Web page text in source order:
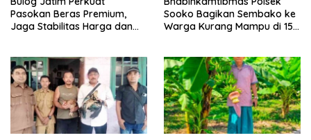
Pasokan Beras Premium,
Jaga Stabilitas Harga dan
Sooko Bagikan Sembako ke
Warga Kurang Mampu di 15